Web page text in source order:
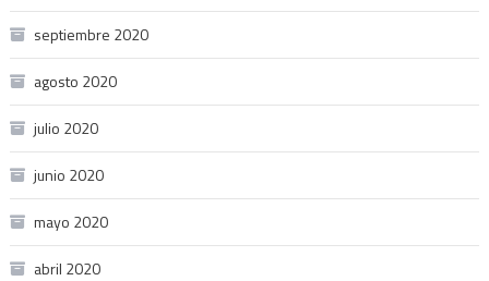
septiembre 2020
agosto 2020
julio 2020
junio 2020
mayo 2020
abril 2020